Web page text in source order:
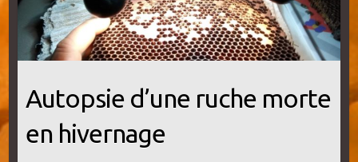
Autopsie d’une ruche morte
en hivernage